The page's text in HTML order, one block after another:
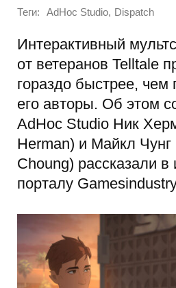
Теги: AdHoc Studio, Dispatch
Интерактивный
от ветеранов Telltale
гораздо быстрее, чем
его авторы. Об этом
AdHoc Studio Ник
Herman) и Майкл Чунг
Choung) рассказали в
порталу